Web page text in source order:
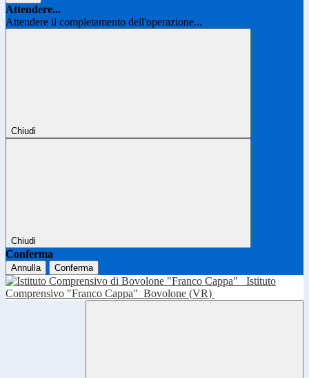
Attendere...
Attendere il completamento dell'operazione...
Chiudi
Chiudi
Conferma
Annulla Conferma
Istituto
Comprensivo "Franco Cappa" Bovolone (VR)